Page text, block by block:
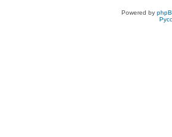
Powered by